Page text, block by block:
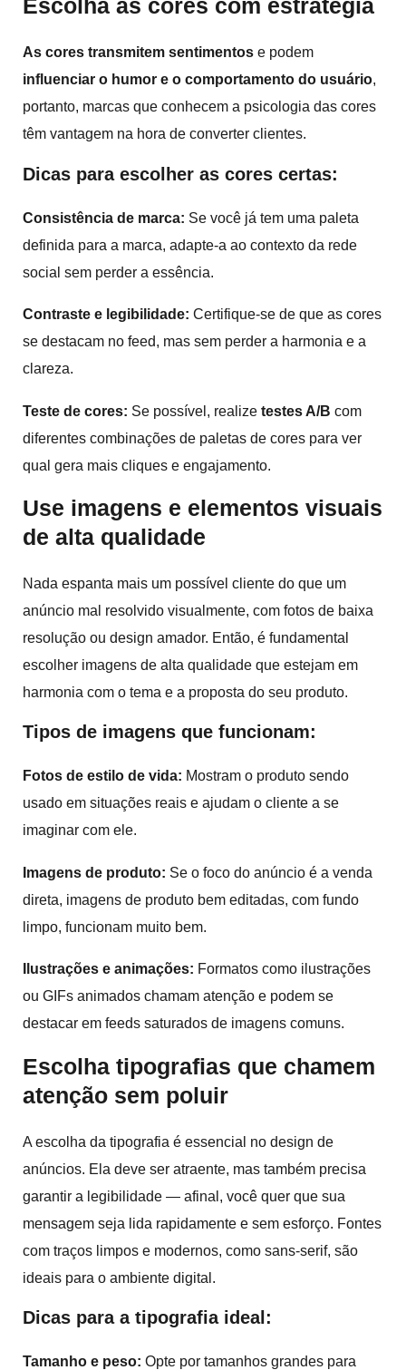
Escolha as cores com estratégia
As cores transmitem sentimentose podem
influenciar o humor e o comportamento do usuário,
portanto, marcas que conhecem a psicologia das cores
têm vantagem na hora de converter clientes.
Dicas para escolher as cores certas:
Consistência de marca: Se você já tem uma paleta
definida para a marca, adapte-a ao contexto da rede
social sem perder a essência.
Contraste e legibilidade: Certifique-se de que as cores
se destacam no feed, mas sem perder a harmonia e a
clareza.
Teste de cores: Se possível, realizetestes A/B com
diferentes combinações de paletas de cores para ver
qual gera mais cliques e engajamento.
Use imagens e elementos visuais
de alta qualidade
Nada espanta mais um possível cliente do que um
anúncio mal resolvido visualmente, com fotos de baixa
resolução ou design amador. Então, é fundamental
escolher imagens de alta qualidade que estejam em
harmonia com o tema e a proposta do seu produto.
Tipos de imagens que funcionam:
Fotos de estilo de vida: Mostram o produto sendo
usado em situações reais e ajudam o cliente a se
imaginar com ele.
Imagens de produto: Se o foco do anúncio é a venda
direta, imagens de produto bem editadas, com fundo
limpo, funcionam muito bem.
Ilustrações e animações: Formatos como ilustrações
ou GIFs animados chamam atenção e podem se
destacar em feeds saturados de imagens comuns.
Escolhatipografias que chamem
atenção sem poluir
A escolha da tipografia é essencial no design de
anúncios. Ela deve ser atraente, mas também precisa
garantir a legibilidade — afinal, você quer que sua
mensagem seja lida rapidamente e sem esforço. Fontes
com traços limpos e modernos, como sans-serif, são
ideais para o ambiente digital.
Dicas para a tipografia ideal:
Tamanho e peso: Opte por tamanhos grandes para